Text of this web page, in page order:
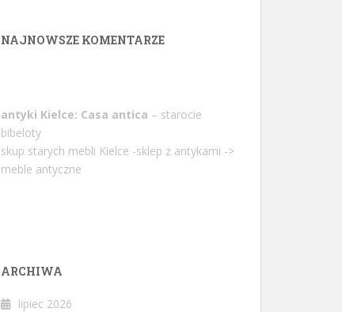
NAJNOWSZE KOMENTARZE
antyki Kielce: Casa antica – starocie
bibeloty
skup starych mebli Kielce -sklep z antykami ->
meble antyczne
ARCHIWA
lipiec 2026